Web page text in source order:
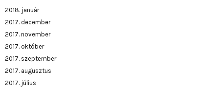
2018. január
2017. december
2017. november
2017. október
2017. szeptember
2017. augusztus
2017. július